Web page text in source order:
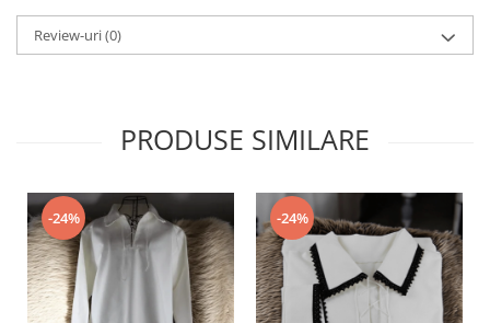
Review-uri(0)
PRODUSE SIMILARE
-24% -24%